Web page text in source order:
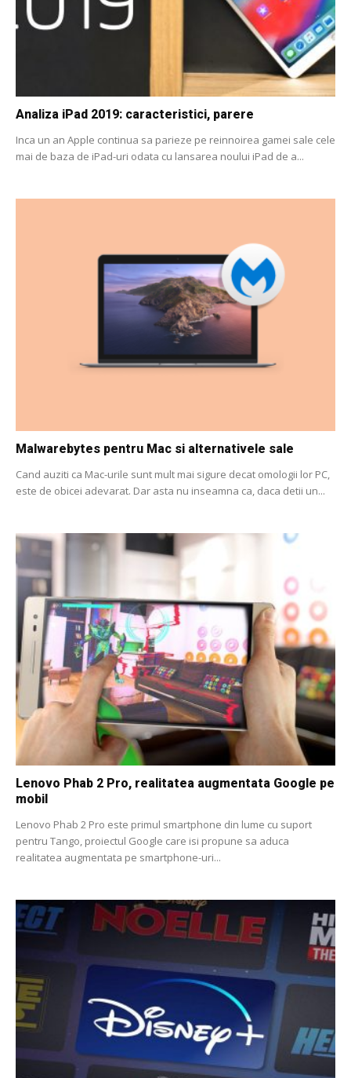
Analiza iPad 2019: caracteristici, parere
Inca un an Apple continua sa parieze pe reinnoirea gamei sale cele
mai de baza de iPad-uri odata cu lansarea noului iPad de a...
Malwarebytes pentru Mac si alternativele sale
Cand auziti ca Mac-urile sunt mult mai sigure decat omologii lor PC,
este de obicei adevarat. Dar asta nu inseamna ca, daca detii un...
Lenovo Phab 2 Pro, realitatea augmentata Google pe
mobil
Lenovo Phab 2 Pro este primul smartphone din lume cu suport
pentru Tango, proiectul Google care isi propune sa aduca
realitatea augmentata pe smartphone-uri...